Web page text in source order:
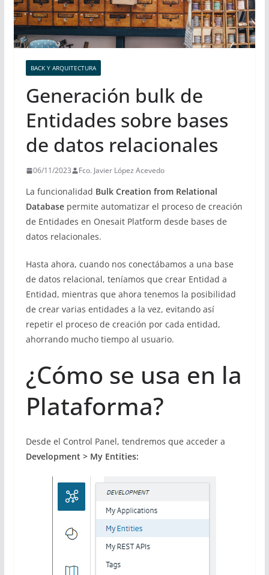
BACK Y ARQUITECTURA
Generación bulk de
Entidades sobre bases
de datos relacionales
06/11/2023 Fco. Javier López Acevedo
La funcionalidad Bulk Creation from Relational
Databasepermite automatizar el proceso de creación
de Entidades en Onesait Platform desde bases de
datos relacionales.
Hasta ahora, cuando nos conectábamos a una base
de datos relacional, teníamos que crear Entidad a
Entidad, mientras que ahora tenemos la posibilidad
de crear varias entidades a la vez, evitando así
repetir el proceso de creación por cada entidad,
ahorrando mucho tiempo al usuario.
¿Cómo se usa en la
Plataforma?
Desde el Control Panel, tendremos que acceder a
Development > My Entities: